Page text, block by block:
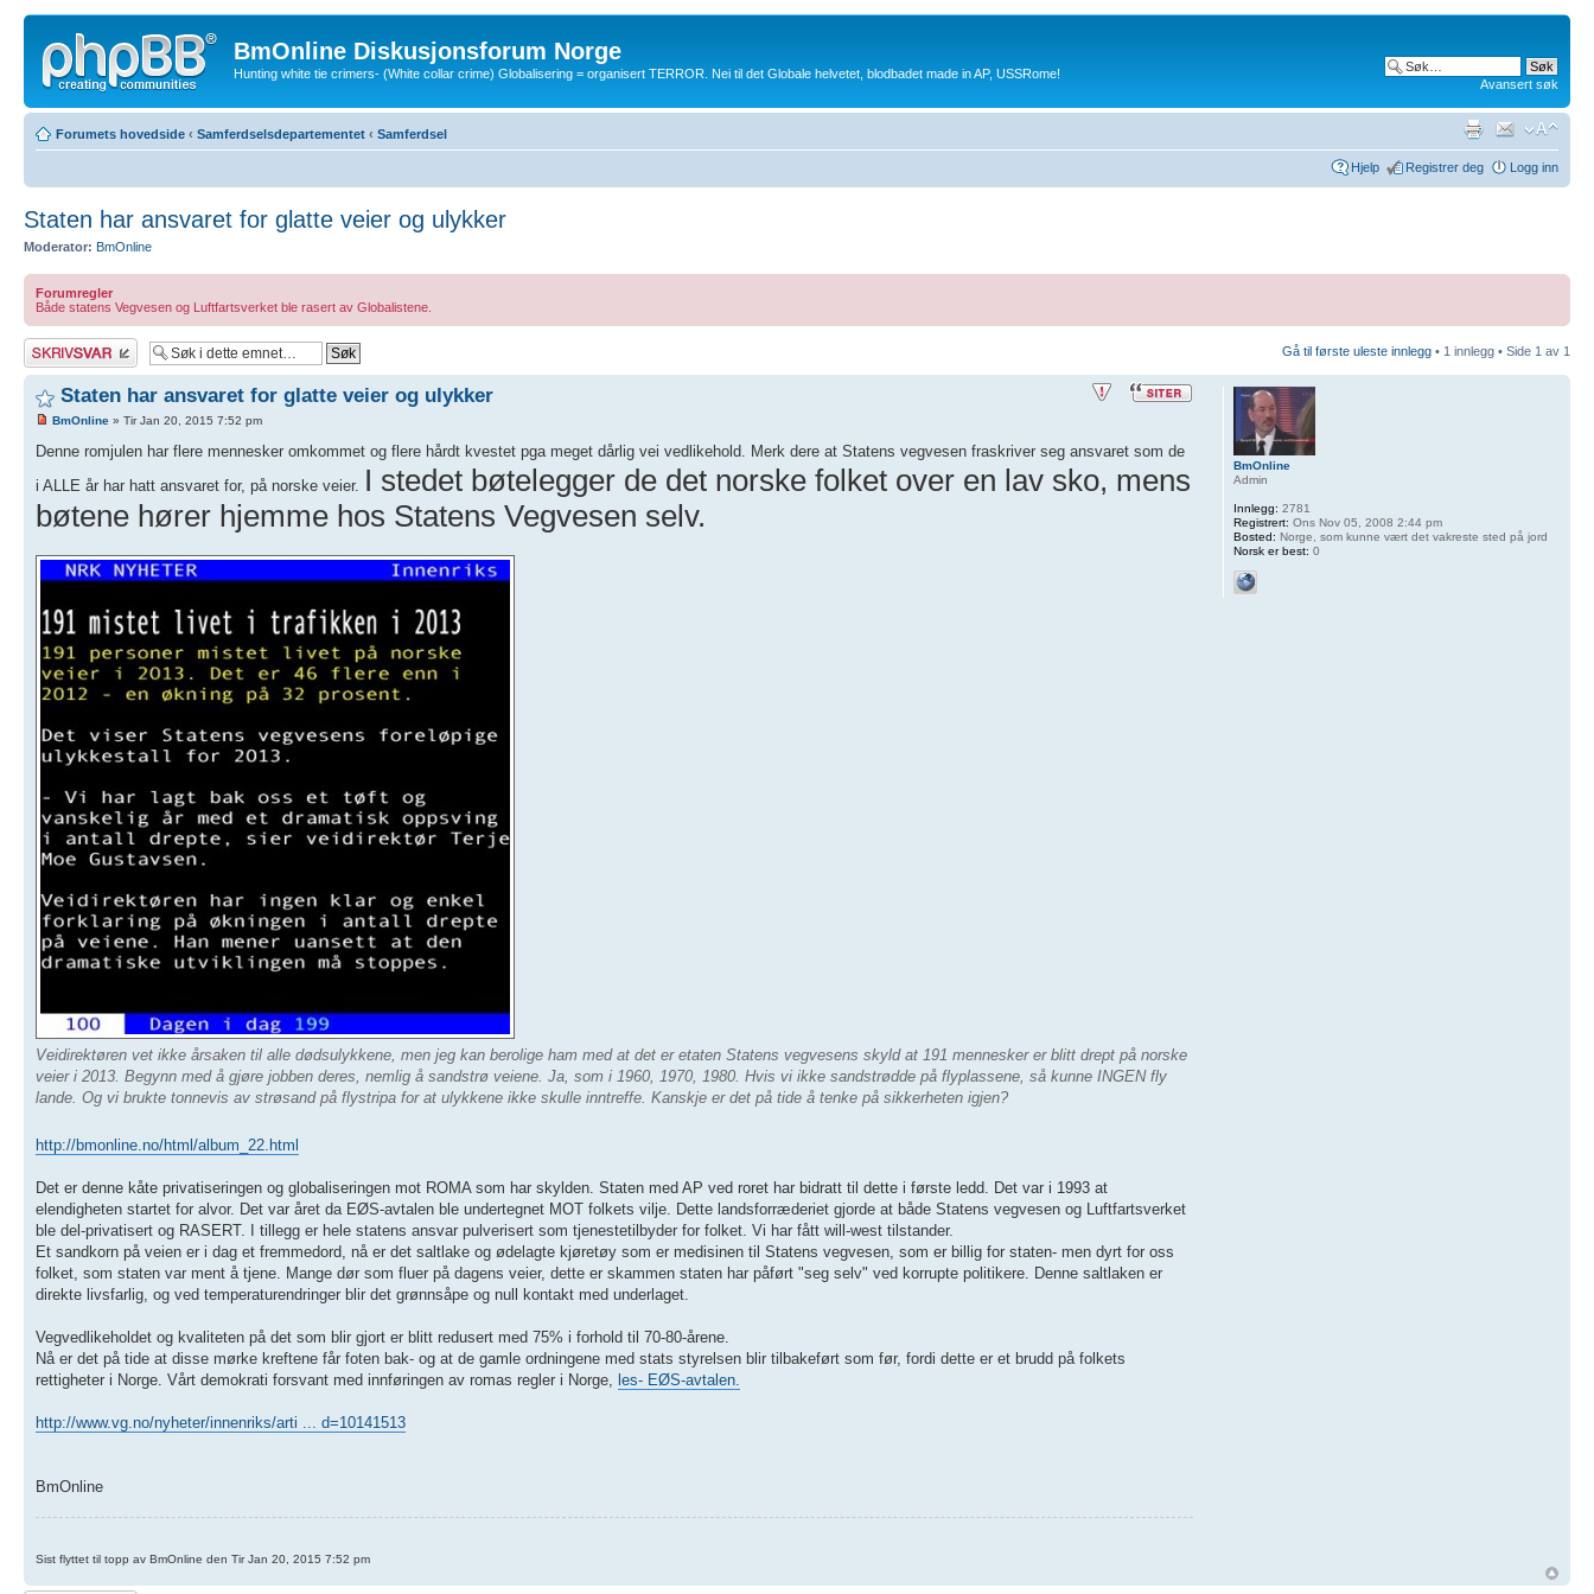
BmOnline Diskusjonsforum Norge
Hunting white tie crimers- (White collar crime) Globalisering = organisert TERROR. Nei til det Globale helvetet, blodbadet made in AP, USSRome!
Avansert søk
Forumets hovedside ‹ Samferdselsdepartementet ‹ Samferdsel
Hjelp Registrer deg Logg inn
Staten har ansvaret for glatte veier og ulykker
Moderator: BmOnline
Forumregler
Både statens Vegvesen og Luftfartsverket ble rasert av Globalistene.
Skriv et svar Gå til første uleste innlegg • 1 innlegg • Side 1 av 1
Staten har ansvaret for glatte veier og ulykker
BmOnline » Tir Jan 20, 2015 7:52 pm
Denne romjulen har flere mennesker omkommet og flere hårdt kvestet pga meget dårlig vei vedlikehold. Merk dere at Statens vegvesen fraskriver seg ansvaret som de
i ALLE år har hatt ansvaret for, på norske veier. I stedet bøtelegger de det norske folket over en lav sko, mens
bøtene hører hjemme hos Statens Vegvesen selv.
Veidirektøren vet ikke årsaken til alle dødsulykkene, men jeg kan berolige ham med at det er etaten Statens vegvesens skyld at 191 mennesker er blitt drept på norske
veier i 2013. Begynn med å gjøre jobben deres, nemlig å sandstrø veiene. Ja, som i 1960, 1970, 1980. Hvis vi ikke sandstrødde på flyplassene, så kunne INGEN fly
lande. Og vi brukte tonnevis av strøsand på flystripa for at ulykkene ikke skulle inntreffe. Kanskje er det på tide å tenke på sikkerheten igjen?
http://bmonline.no/html/album_22.html
Det er denne kåte privatiseringen og globaliseringen mot ROMA som har skylden. Staten med AP ved roret har bidratt til dette i første ledd. Det var i 1993 at
elendigheten startet for alvor. Det var året da EØS-avtalen ble undertegnet MOT folkets vilje. Dette landsforræderiet gjorde at både Statens vegvesen og Luftfartsverket
ble del-privatisert og RASERT. I tillegg er hele statens ansvar pulverisert som tjenestetilbyder for folket. Vi har fått will-west tilstander.
Et sandkorn på veien er i dag et fremmedord, nå er det saltlake og ødelagte kjøretøy som er medisinen til Statens vegvesen, som er billig for staten- men dyrt for oss
folket, som staten var ment å tjene. Mange dør som fluer på dagens veier, dette er skammen staten har påført "seg selv" ved korrupte politikere. Denne saltlaken er
direkte livsfarlig, og ved temperaturendringer blir det grønnsåpe og null kontakt med underlaget.
Vegvedlikeholdet og kvaliteten på det som blir gjort er blitt redusert med 75% i forhold til 70-80-årene.
Nå er det på tide at disse mørke kreftene får foten bak- og at de gamle ordningene med stats styrelsen blir tilbakeført som før, fordi dette er et brudd på folkets
rettigheter i Norge. Vårt demokrati forsvant med innføringen av romas regler i Norge, les- EØS-avtalen.
http://www.vg.no/nyheter/innenriks/arti ... d=10141513
BmOnline
Sist flyttet til topp av BmOnline den Tir Jan 20, 2015 7:52 pm
BmOnline
Admin
Innlegg: 2781
Registrert: Ons Nov 05, 2008 2:44 pm
Bosted: Norge, som kunne vært det vakreste sted på jord
Norsk er best: 0